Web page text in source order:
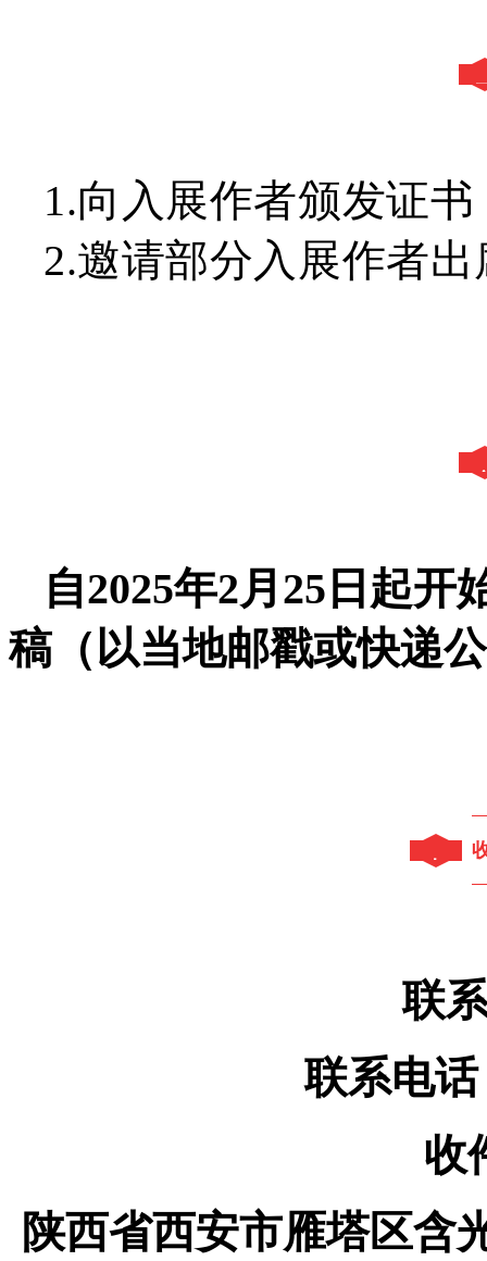
1.向入展作者颁发证
2.邀请部分入展作者
自2025年2月25日起开
稿（以当地邮戳或快递
七
联
联系电话
收
陕西省西安市雁塔区含